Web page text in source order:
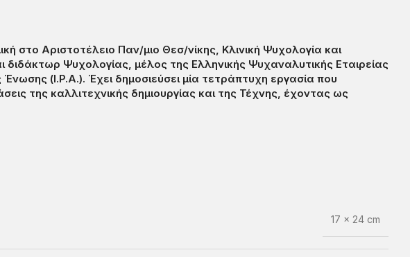
στο Αριστοτέλειο Παν/μιο Θεσ/νίκης, Κλινική Ψυχολογία και
διδάκτωρ Ψυχολογίας, μέλος της Ελληνικής Ψυχαναλυτικής Εταιρείας
(I.P.A.). Έχει δημοσιεύσει μία τετράπτυχη εργασία που
της καλλιτεχνικής δημιουργίας και της Τέχνης, έχοντας ως
17 × 24 cm